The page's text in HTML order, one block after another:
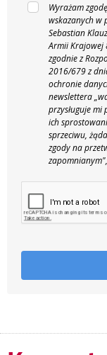
Wyrażam
wskazanych w
Sebastian
Armii Krajowej
zgodnie z
2016/679 z
ochronie
newslettera
przysługuje
ich
sprzeciwu,
zgody na